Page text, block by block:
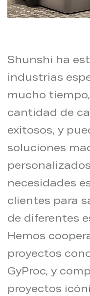
Shunshi ha
industrias
mucho
cantidad de
exitosos, y
soluciones
necesidades
clientes para
de diferentes
Hemos
proyectos
GyProc, y
proyectos